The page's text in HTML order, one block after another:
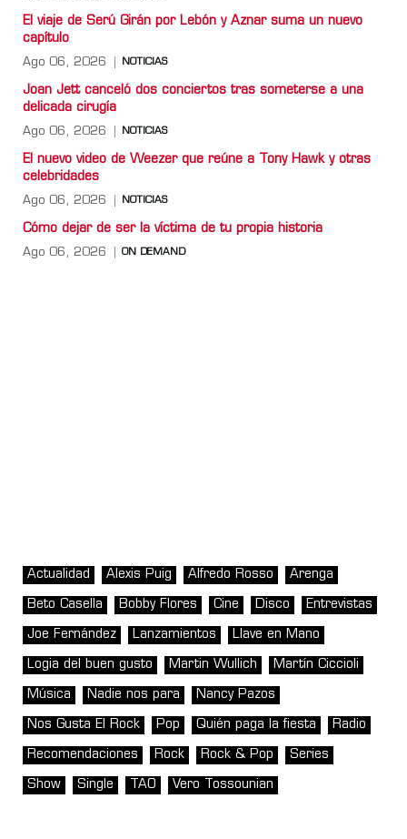
El viaje de Serú Girán por Lebón y Aznar suma un nuevo
capítulo
Ago 06, 2026 NOTICIAS
Joan Jett canceló dos conciertos tras someterse a una
delicada cirugía
Ago 06, 2026 NOTICIAS
El nuevo video de Weezer que reúne a Tony Hawk y otras
celebridades
Ago 06, 2026 NOTICIAS
Cómo dejar de ser la víctima de tu propia historia
Ago 06, 2026 ON DEMAND
Actualidad Alexis Puig Alfredo Rosso Arenga
Beto Casella Bobby Flores Cine Disco Entrevistas
Joe Fernández Lanzamientos Llave en Mano
Logia del buen gusto Martin Wullich Martín Ciccioli
Música Nadie nos para Nancy Pazos
Nos Gusta El Rock Pop Quién paga la fiesta Radio
Recomendaciones Rock Rock & Pop Series
Show Single TAO Vero Tossounian